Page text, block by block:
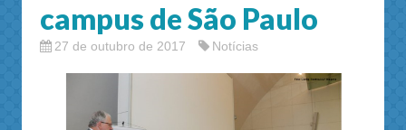
campus de São Paulo
27 de outubro de 2017 Notícias